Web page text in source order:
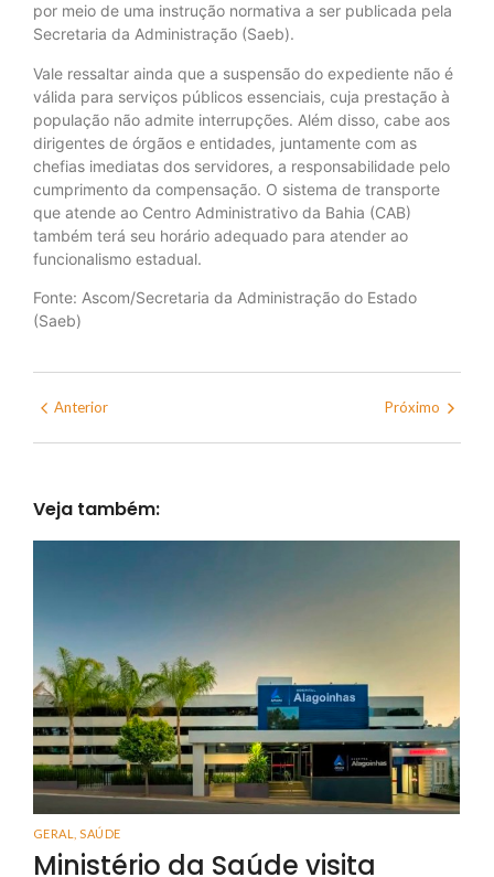
por meio de uma instrução normativa a ser publicada pela
Secretaria da Administração (Saeb).
Vale ressaltar ainda que a suspensão do expediente não é
válida para serviços públicos essenciais, cuja prestação à
população não admite interrupções. Além disso, cabe aos
dirigentes de órgãos e entidades, juntamente com as
chefias imediatas dos servidores, a responsabilidade pelo
cumprimento da compensação. O sistema de transporte
que atende ao Centro Administrativo da Bahia (CAB)
também terá seu horário adequado para atender ao
funcionalismo estadual.
Fonte: Ascom/Secretaria da Administração do Estado
(Saeb)
Anterior Próximo
Veja também:
GERAL SAÚDE
Ministério da Saúde visita